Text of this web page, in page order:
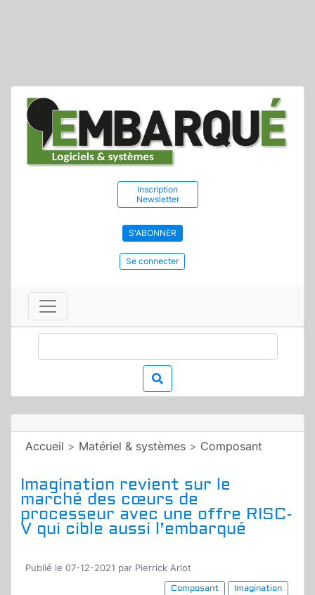
Inscription
Newsletter
S'ABONNER
Se connecter
Accueil > Matériel & systèmes > Composant
Imagination revient sur le
marché des cœurs de
processeur avec une offre RISC-
V qui cible aussi l’embarqué
Publié le 07-12-2021 par Pierrick Arlot
Composant
Imagination